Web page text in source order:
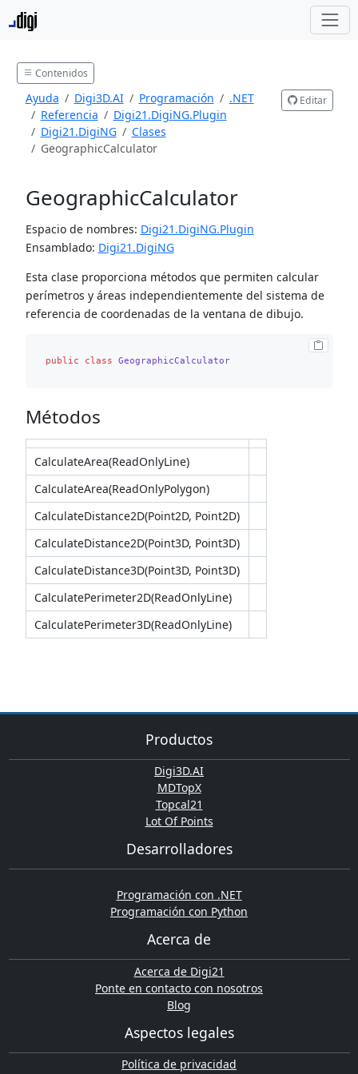
Contenidos
Ayuda Digi3D.AI Programación
.NET
Referencia
Digi21.DigiNG.Plugin
Digi21.DigiNG
Clases
GeographicCalculator
Editar
GeographicCalculator
Espacio de nombres: Digi21.DigiNG.Plugin
Ensamblado: Digi21.DigiNG
Esta clase proporciona métodos que permiten calcular
perímetros y áreas independientemente del sistema de
referencia de coordenadas de la ventana de dibujo.
public class GeographicCalculator
Métodos
CalculateArea(ReadOnlyLine)
CalculateArea(ReadOnlyPolygon)
CalculateDistance2D(Point2D, Point2D)
CalculateDistance2D(Point3D, Point3D)
CalculateDistance3D(Point3D, Point3D)
CalculatePerimeter2D(ReadOnlyLine)
CalculatePerimeter3D(ReadOnlyLine)
Productos
Digi3D.AI
MDTopX
Topcal21
Lot Of Points
Desarrolladores
Programación con .NET
Programación con Python
Acerca de
Acerca de Digi21
Ponte en contacto con nosotros
Blog
Aspectos legales
Política de privacidad